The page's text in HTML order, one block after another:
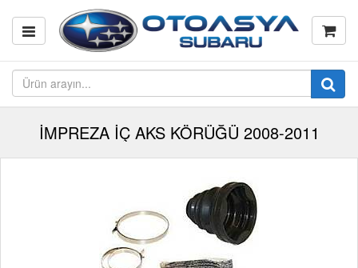
İMPREZA İÇ AKS KÖRÜĞÜ 2008-2011